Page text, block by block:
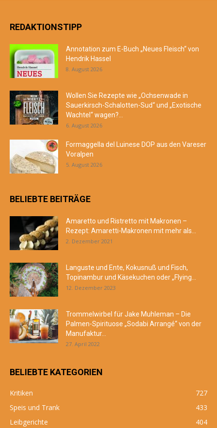
REDAKTIONSTIPP
Annotation zum E-Buch „Neues Fleisch“ von
Hendrik Hassel
8. August 2026
Wollen Sie Rezepte wie „Ochsenwade in
Sauerkirsch-Schalotten-Sud“ und „Exotische
Wachtel“ wagen?...
6. August 2026
Formaggella del Luinese DOP aus den Vareser
Voralpen
5. August 2026
BELIEBTE BEITRÄGE
Amaretto und Ristretto mit Makronen –
Rezept: Amaretti-Makronen mit mehr als...
2. Dezember 2021
Languste und Ente, Kokusnuß und Fisch,
Topinambur und Käsekuchen oder „Flying...
12. Dezember 2023
Trommelwirbel für Jake Muhleman – Die
Palmen-Spirituose „Sodabi Arrangé“ von der
Manufaktur...
27. April 2022
BELIEBTE KATEGORIEN
Kritiken
727
Speis und Trank
433
Leibgerichte
404